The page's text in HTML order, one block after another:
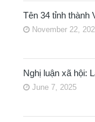
Tên 34 tỉnh thành
November 22,
Nghị luận xã hội:
June 7, 2025